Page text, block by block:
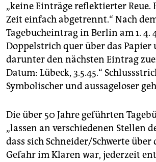
„keine Einträge reflektierter Reue.
Zeit einfach abgetrennt.“ Nach
Tagebucheintrag in Berlin am 1. 4.
Doppelstrich quer über das Papier
darunter den nächsten Eintrag
Datum: Lübeck, 3.5.45.“
Symbolischer und aussageloser
Die über 50 Jahre geführten
„lassen an verschiedenen Stellen
dass sich Schneider/Schwerte
Gefahr im Klaren war, jederzeit